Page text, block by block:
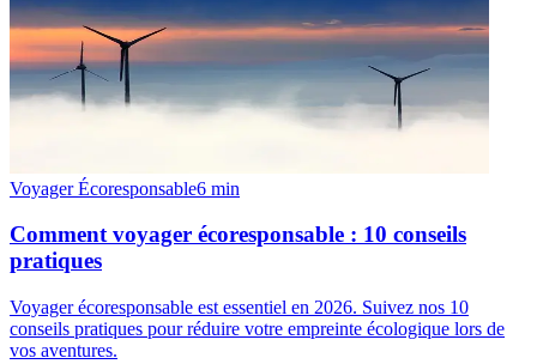
Voyager Écoresponsable6 min
Comment voyager écoresponsable : 10 conseils
pratiques
Voyager écoresponsable est essentiel en 2026. Suivez nos 10
conseils pratiques pour réduire votre empreinte écologique lors de
vos aventures.